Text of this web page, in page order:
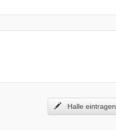
Halle eintragen